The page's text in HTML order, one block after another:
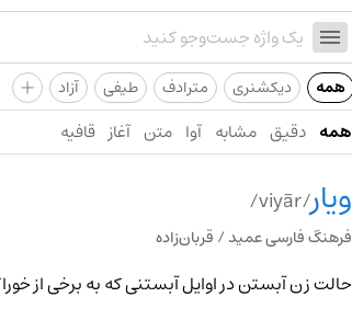
همه دیکشنری مترادف طیفی آزاد +
همه دقیق مشابه آوا متن آغاز قافیه
ویار/viyār/
فرهنگ فارسی عمید / قربان‌زاده
حالت زن آبستن در اوایل آبستنی که به برخی از